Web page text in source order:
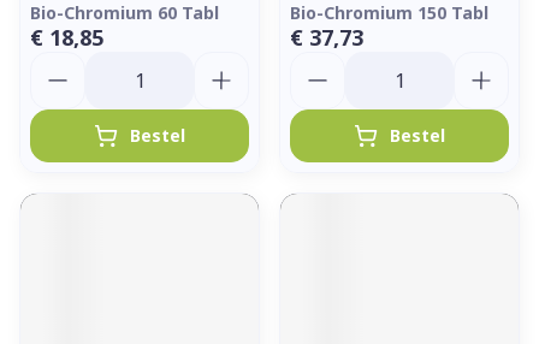
Bio-Chromium 60 Tabl
€ 18,85
Bestel
Bio-Chromium 150 Tabl
€ 37,73
Bestel